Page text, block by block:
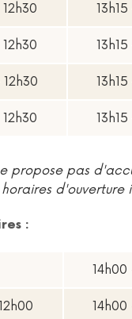
propose pas
d'ouverture
:
vacances scolaires
14h00
14h00